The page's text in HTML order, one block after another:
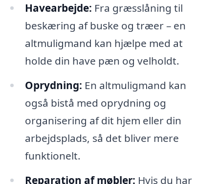
Havearbejde: Fra græsslåning til
beskæring af buske og træer – en
altmuligmand kan hjælpe med at
holde din have pæn og velholdt.
Oprydning: En altmuligmand kan
også bistå med oprydning og
organisering af dit hjem eller din
arbejdsplads, så det bliver mere
funktionelt.
Reparation af møbler: Hvis du har